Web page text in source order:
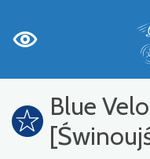
Blue